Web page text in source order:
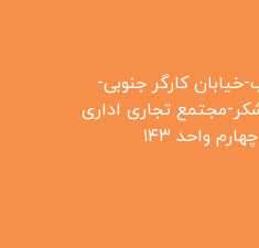
کارگر جنوبی-
مجتمع تجاری اداری
واحد ۱۴۳